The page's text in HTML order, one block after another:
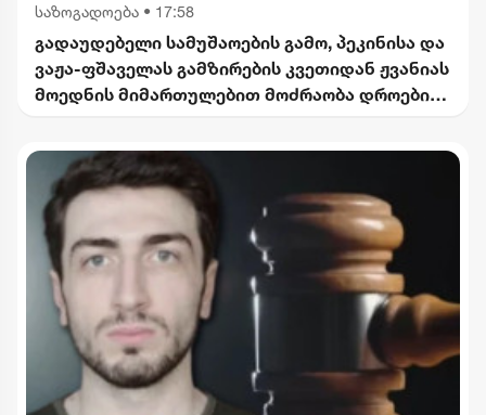
საზოგადოება • 17:58
გადაუდებელი სამუშაოების გამო, პეკინისა და
ვაჟა-ფშაველას გამზირების კვეთიდან ჟვანიას
მოედნის მიმართულებით მოძრაობა დროებით